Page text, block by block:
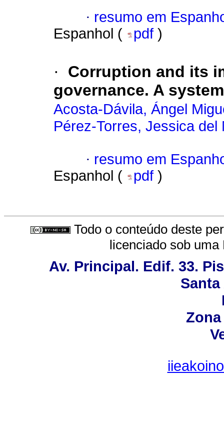
· resumo em
Espanhol (
pdf )
·
Corruption and its
governance. A
Acosta-Dávila, Ángel
Pérez-Torres, Jessica del
· resumo em
Espanhol (
pdf )
Todo o conteúdo deste
licenciado sob uma
Av. Principal. Edif. 33.